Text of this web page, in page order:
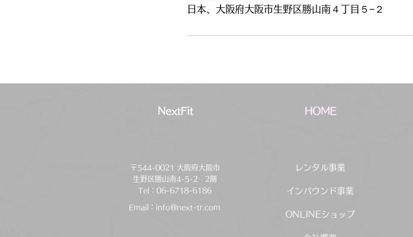
日本、大阪府大阪市生野区勝山南４丁目５−２
NextFit HOME
〒544-0021 大阪府大阪市
生野区勝山南4-5-2 2階
Tel：06-6718-6186
Email： info@next-tr.com
レンタル事業
インバウンド事業
ONLINEショップ